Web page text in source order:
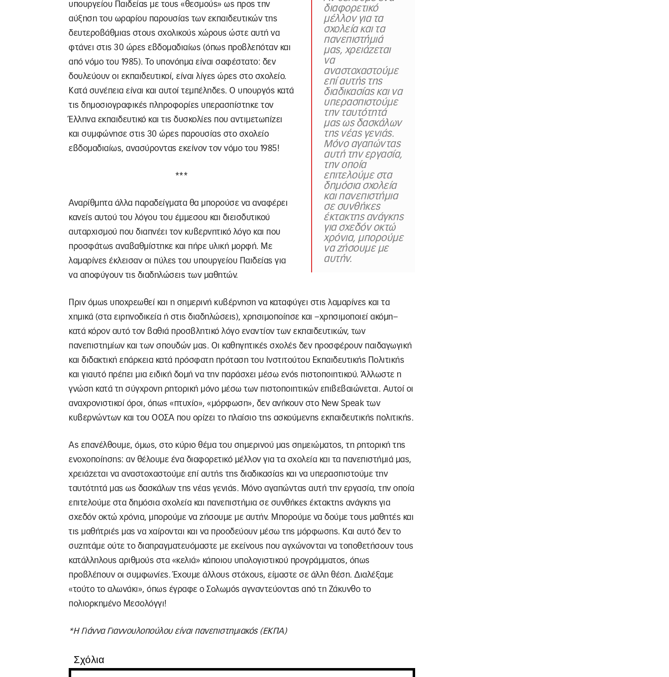
διαφορετικό
μέλλον για τα
σχολεία και τα
πανεπιστήμιά
μας, χρειάζεται
να
αναστοχαστούμε
επί αυτής της
διαδικασίας και να
υπερασπιστούμε
την ταυτότητά
μας ως δασκάλων
της νέας γενιάς.
Μόνο αγαπώντας
αυτή την εργασία,
την οποία
επιτελούμε στα
δημόσια σχολεία
και πανεπιστήμια
σε συνθήκες
έκτακτης ανάγκης
για σχεδόν οκτώ
χρόνια, μπορούμε
να ζήσουμε με
αυτήν.
υπουργείου Παιδείας με τους «θεσμούς» ως προς την
αύξηση του ωραρίου παρουσίας των εκπαιδευτικών της
δευτεροβάθμιας στους σχολικούς χώρους ώστε αυτή να
φτάνει στις 30 ώρες εβδομαδιαίως (όπως προβλεπόταν και
από νόμο του 1985). Το υπονόημα είναι σαφέστατο: δεν
δουλεύουν οι εκπαιδευτικοί, είναι λίγες ώρες στο σχολείο.
Κατά συνέπεια είναι και αυτοί τεμπέληδες. Ο υπουργός κατά
τις δημοσιογραφικές πληροφορίες υπερασπίστηκε τον
Έλληνα εκπαιδευτικό και τις δυσκολίες που αντιμετωπίζει
και συμφώνησε στις 30 ώρες παρουσίας στο σχολείο
εβδομαδιαίως, ανασύροντας εκείνον τον νόμο του 1985!
***
Αναρίθμητα άλλα παραδείγματα θα μπορούσε να αναφέρει
κανείς αυτού του λόγου του έμμεσου και διεισδυτικού
αυταρχισμού που διαπνέει τον κυβερνητικό λόγο και που
προσφάτως αναβαθμίστηκε και πήρε υλική μορφή. Με
λαμαρίνες έκλεισαν οι πύλες του υπουργείου Παιδείας για
να αποφύγουν τις διαδηλώσεις των μαθητών.
Πριν όμως υποχρεωθεί και η σημερινή κυβέρνηση να καταφύγει στις λαμαρίνες και τα
χημικά (στα ειρηνοδικεία ή στις διαδηλώσεις), χρησιμοποίησε και –χρησιμοποιεί ακόμη–
κατά κόρον αυτό τον βαθιά προσβλητικό λόγο εναντίον των εκπαιδευτικών, των
πανεπιστημίων και των σπουδών μας. Οι καθηγητικές σχολές δεν προσφέρουν παιδαγωγική
και διδακτική επάρκεια κατά πρόσφατη πρόταση του Ινστιτούτου Εκπαιδευτικής Πολιτικής
και γιαυτό πρέπει μια ειδική δομή να την παράσχει μέσω ενός πιστοποιητικού. Άλλωστε η
γνώση κατά τη σύγχρονη ρητορική μόνο μέσω των πιστοποιητικών επιβεβαιώνεται. Αυτοί οι
αναχρονιστικοί όροι, όπως «πτυχίο», «μόρφωση», δεν ανήκουν στο New Speak των
κυβερνώντων και του ΟΟΣΑ που ορίζει το πλαίσιο της ασκούμενης εκπαιδευτικής πολιτικής.
Ας επανέλθουμε, όμως, στο κύριο θέμα του σημερινού μας σημειώματος, τη ρητορική της
ενοχοποίησης: αν θέλουμε ένα διαφορετικό μέλλον για τα σχολεία και τα πανεπιστήμιά μας,
χρειάζεται να αναστοχαστούμε επί αυτής της διαδικασίας και να υπερασπιστούμε την
ταυτότητά μας ως δασκάλων της νέας γενιάς. Μόνο αγαπώντας αυτή την εργασία, την οποία
επιτελούμε στα δημόσια σχολεία και πανεπιστήμια σε συνθήκες έκτακτης ανάγκης για
σχεδόν οκτώ χρόνια, μπορούμε να ζήσουμε με αυτήν. Μπορούμε να δούμε τους μαθητές και
τις μαθήτριές μας να χαίρονται και να προοδεύουν μέσω της μόρφωσης. Και αυτό δεν το
συζητάμε ούτε το διαπραγματευόμαστε με εκείνους που αγχώνονται να τοποθετήσουν τους
κατάλληλους αριθμούς στα «κελιά» κάποιου υπολογιστικού προγράμματος, όπως
προβλέπουν οι συμφωνίες. Έχουμε άλλους στόχους, είμαστε σε άλλη θέση. Διαλέξαμε
«τούτο το αλωνάκι», όπως έγραφε ο Σολωμός αγναντεύοντας από τη Ζάκυνθο το
πολιορκημένο Μεσολόγγι!
*Η Γιάννα Γιαννουλοπούλου είναι πανεπιστημιακός (ΕΚΠΑ)
Σχόλια